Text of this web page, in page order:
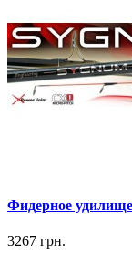
Фидерное
3267 грн.